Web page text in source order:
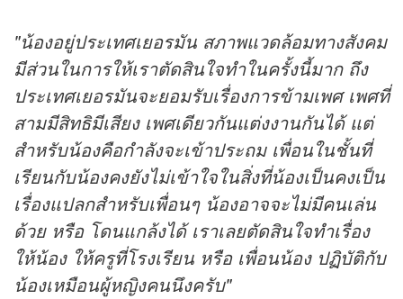
"น้องอยู่ประเทศเยอรมัน สภาพแวดล้อมทางสังคม
มีส่วนในการให้เราตัดสินใจทำในครั้งนี้มาก ถึง
ประเทศเยอรมันจะยอมรับเรื่องการข้ามเพศ เพศที่
สามมีสิทธิมีเสียง เพศเดียวกันแต่งงานกันได้ แต่
สำหรับน้องคือกำลังจะเข้าประถม เพื่อนในชั้นที่
เรียนกับน้องคงยังไม่เข้าใจในสิ่งที่น้องเป็นคงเป็น
เรื่องแปลกสำหรับเพื่อนๆ น้องอาจจะไม่มีคนเล่น
ด้วย หรือ โดนแกล้งได้ เราเลยตัดสินใจทำเรื่อง
ให้น้อง ให้ครูที่โรงเรียน หรือ เพื่อนน้อง ปฏิบัติกับ
น้องเหมือนผู้หญิงคนนึงครับ"